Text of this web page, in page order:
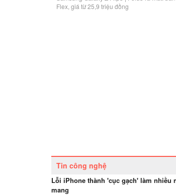
Flex, giá từ 25,9 triệu đồng
Tin công nghệ
Lỗi iPhone thành 'cục gạch' làm nhiều
mang